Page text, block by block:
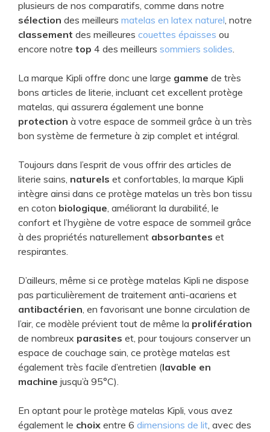
plusieurs de nos comparatifs, comme dans notre
sélection des meilleurs matelas en latex naturel , notre
classement des meilleures couettes épaisses ou
encore notre top 4 des meilleurs sommiers solides
La marque Kipli offre donc une large gamme de très
bons articles de literie, incluant cet excellent protège
matelas, qui assurera également une bonne
protection à votre espace de sommeil grâce à un très
bon système de fermeture à zip complet et intégral.
Toujours dans l’esprit de vous offrir des articles de
literie sains, naturels et confortables, la marque Kipli
intègre ainsi dans ce protège matelas un très bon tissu
en coton biologique , améliorant la durabilité, le
confort et l’hygiène de votre espace de sommeil grâce
à des propriétés naturellement absorbantes et
respirantes.
D’ailleurs, même si ce protège matelas Kipli ne dispose
pas particulièrement de traitement anti-acariens et
antibactérien , en favorisant une bonne circulation de
l’air, ce modèle prévient tout de même la prolifération
de nombreux parasites et, pour toujours conserver un
espace de couchage sain, ce protège matelas est
également très facile d’entretien (lavable en
machine jusqu’à 95°C).
En optant pour le protège matelas Kipli, vous avez
également le choix entre 6 dimensions de lit , avec des